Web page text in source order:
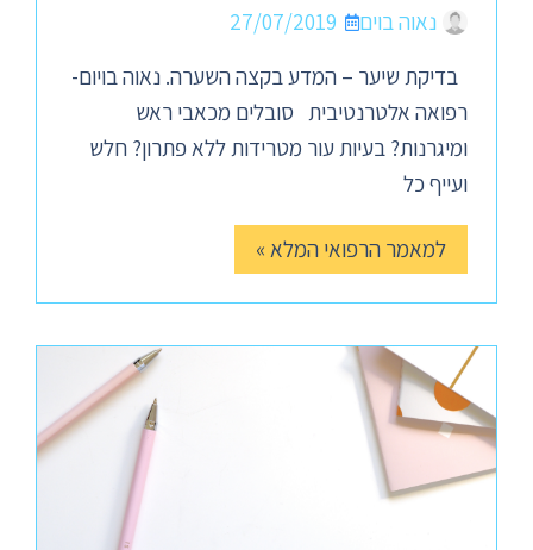
נאוה בוים
27/07/2019
בדיקת שיער – המדע בקצה השערה. נאוה בויום-
רפואה אלטרנטיבית סובלים מכאבי ראש
ומיגרנות? בעיות עור מטרידות ללא פתרון? חלש
ועייף כל
למאמר הרפואי המלא »